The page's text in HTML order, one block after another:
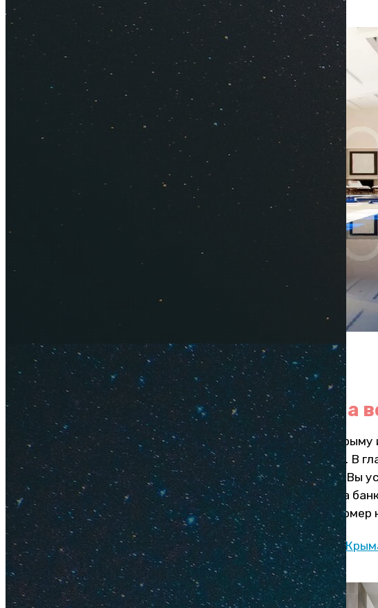
Фото: "Крымский бриз".
Расслабиться на
Встретить Новый год в
Южного берега —
Foros 4*. В
супервеселая вечеринка. Вы
полуострова, попадете на
Морозом. Стандартный номер
Узнайте олучших отелях